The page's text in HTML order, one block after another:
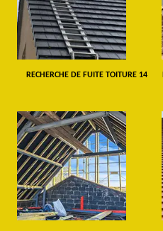
RECHERCHE DE FUITE TOITURE 14